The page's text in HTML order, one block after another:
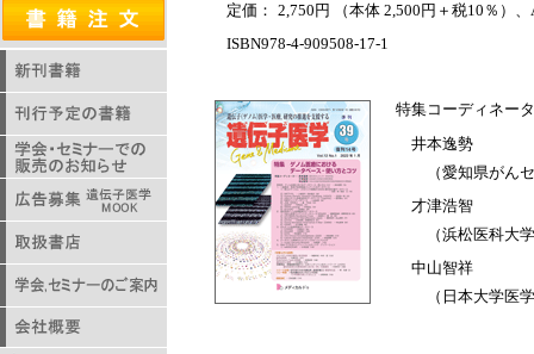
定価： 2,750円 （本体 2,500円＋税10％）
ISBN978-4-909508-17-1
特集コーディネー
井本逸勢
（愛知県がんセ
才津浩智
（浜松医科大学
中山智祥
（日本大学医学